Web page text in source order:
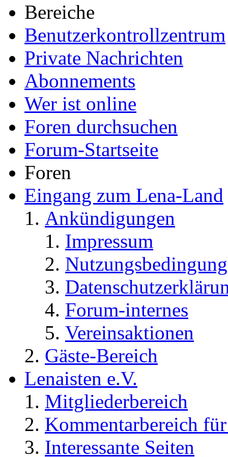
Bereiche
Benutzerkontrollzentrum
Private Nachrichten
Abonnements
Wer ist online
Foren durchsuchen
Forum-Startseite
Foren
Eingang zum Lena-Land
Ankündigungen
Impressum
Forum-internes
Vereinsaktionen
Gäste-Bereich
Lenaisten e.V.
Mitgliederbereich
Kommentarbereich
Interessante Seiten